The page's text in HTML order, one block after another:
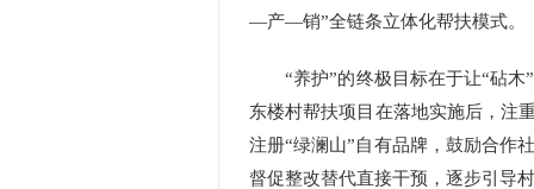
—产—销”全链条立体化帮扶模式。
“养护”的终极目标在于让“砧木”
东楼村帮扶项目在落地实施后，注
注册“绿澜山”自有品牌，鼓励合作
督促整改替代直接干预，逐步引导